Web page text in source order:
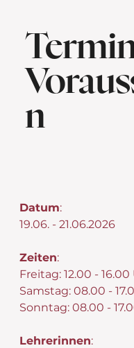
n
Datum:​
19.06. - 21.06.2026
Zeiten:
Freitag: 12.00 - 16.00
Samstag: 08.00 -
Sonntag: 08.00 -
Lehrerinnen: